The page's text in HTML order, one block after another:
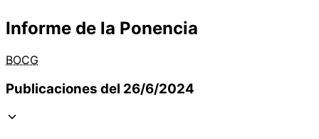
Informe de la Ponencia
BOCG
Publicaciones del 26/6/2024